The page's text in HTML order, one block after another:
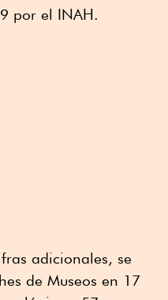
por el INAH.
adicionales, se
de Museos en 17